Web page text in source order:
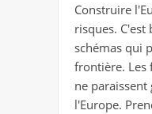
Construire
risques. C'est
schémas qui
frontière. Les
ne
l'Europe.